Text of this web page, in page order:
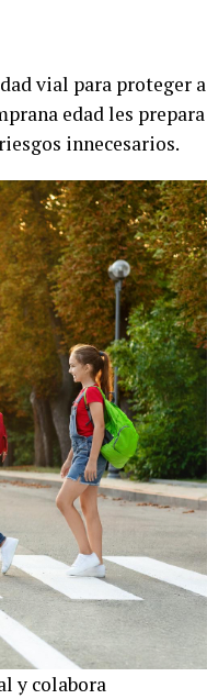
vial para proteger a
edad les prepara
innecesarios.
y colabora